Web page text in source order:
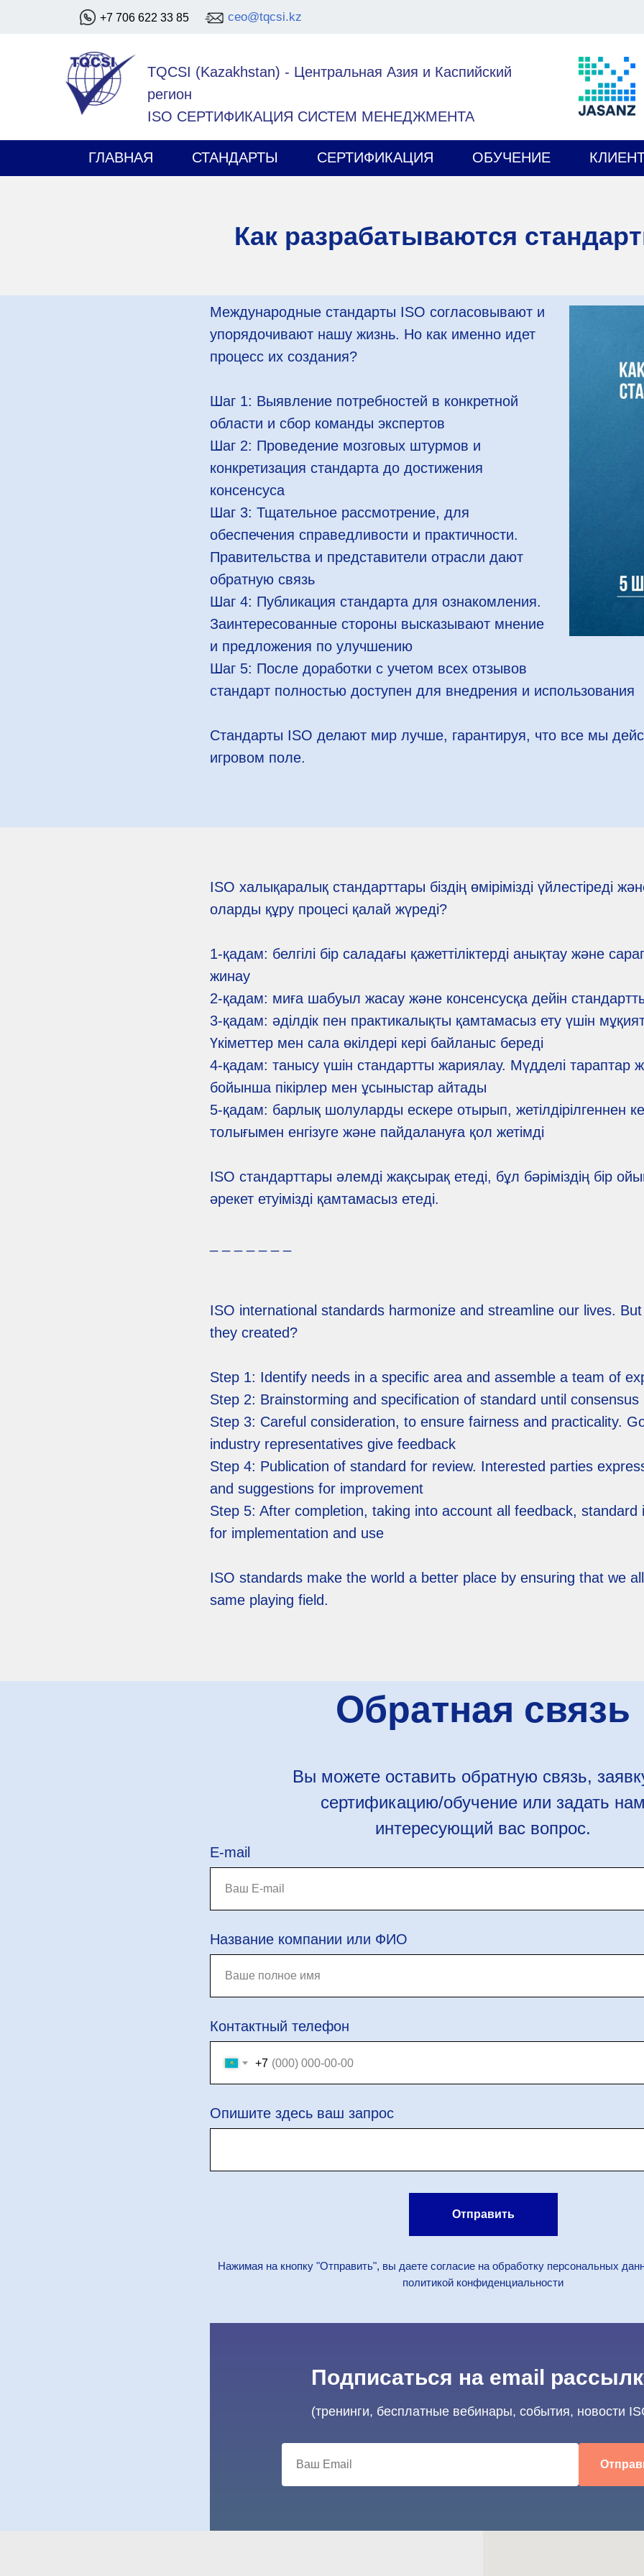
+7 706 622 33 85 ceo@tqcsi.kz
TQCSI (Kazakhstan) - Центральная Азия и Каспийский
регион
ISO СЕРТИФИКАЦИЯ СИСТЕМ МЕНЕДЖМЕНТА
ГЛАВНАЯ СТАНДАРТЫ СЕРТИФИКАЦИЯ ОБУЧЕНИЕ
Как разрабатываются
Международные стандарты ISO согласовывают и
упорядочивают нашу жизнь. Но как именно идет
процесс их создания?
Шаг 1: Выявление потребностей в конкретной
области и сбор команды экспертов
Шаг 2: Проведение мозговых штурмов и
конкретизация стандарта до достижения
консенсуса
Шаг 3: Тщательное рассмотрение, для
обеспечения справедливости и практичности.
Правительства и представители отрасли дают
обратную связь
Шаг 4: Публикация стандарта для ознакомления.
Заинтересованные стороны высказывают мнение
и предложения по улучшению
Шаг 5: После доработки с учетом всех отзывов
стандарт полностью доступен для внедрения и использования
Стандарты ISO делают мир лучше, гарантируя, что все мы
игровом поле.
ISO халықаралық стандарттары біздің өмірімізді үйлестіреді
оларды құру процесі қалай жүреді?
1-қадам: белгілі бір саладағы қажеттіліктерді анықтау және
жинау
2-қадам: миға шабуыл жасау және консенсусқа дейін
3-қадам: әділдік пен практикалықты қамтамасыз ету үшін
Үкіметтер мен сала өкілдері кері байланыс береді
4-қадам: танысу үшін стандартты жариялау. Мүдделі тараптар
бойынша пікірлер мен ұсыныстар айтады
5-қадам: барлық шолуларды ескере отырып, жетілдірілгеннен
толығымен енгізуге және пайдалануға қол жетімді
ISO стандарттары әлемді жақсырақ етеді, бұл бәріміздің бір
әрекет етуімізді қамтамасыз етеді.
ISO international standards harmonize and streamline our lives.
they created?
Step 1: Identify needs in a specific area and assemble a team of
Step 2: Brainstorming and specification of standard until consensus
Step 3: Careful consideration, to ensure fairness and practicality.
industry representatives give feedback
Step 4: Publication of standard for review. Interested parties
and suggestions for improvement
Step 5: After completion, taking into account all feedback, standard
for implementation and use
ISO standards make the world a better place by ensuring that we
same playing field.
Обратная связь
Вы можете оставить обратную связь,
сертификацию/обучение или задать нам
интересующий вас вопрос.
E-mail
Название компании или ФИО
Контактный телефон
+7
Опишите здесь ваш запрос
Отправить
Нажимая на кнопку "Отправить", вы даете согласие на обработку персональных
политикой конфиденциальности
Подписаться на email
(тренинги, бесплатные вебинары, события, новости